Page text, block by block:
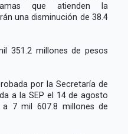
que atienden la
una disminución de 38.4
351.2 millones de pesos
por la Secretaría de
a la SEP el 14 de agosto
a 7 mil 607.8 millones de